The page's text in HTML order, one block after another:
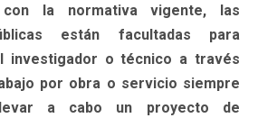
con la normativa vigente, las
están facultadas para
investigador o técnico a través
por obra o servicio siempre
a cabo un proyecto de